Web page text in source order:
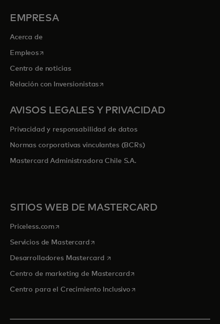
EMPRESA
Acerca de
Empleosse abre en una pestaña nueva
Centro de noticias
Relación con Inversionistasse abre en una pestaña nueva
AVISOS LEGALES Y PRIVACIDAD
Privacidad y responsabilidad de datos
Normas corporativas vinculantes (BCRs)
Mastercard Administradora Chile S.A.
SITIOS WEB DE MASTERCARD
Priceless.com se abre en una pestaña nueva
Servicios de Mastercardse abre en una pestaña nueva
Desarrolladores Mastercard se abre en una pestaña nueva
Centro de marketing de Mastercardse abre en una pestaña
Centro para el Crecimiento Inclusivose abre en una pestaña